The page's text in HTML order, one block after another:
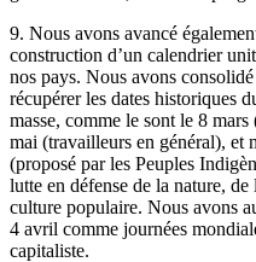
9. Nous avons avancé
construction d’un calendrier
nos pays. Nous avons
récupérer les dates historiques
masse, comme le sont le 8
mai (travailleurs en général), et
(proposé par les Peuples
lutte en défense de la nature,
culture populaire. Nous avons
4 avril comme journées
capitaliste.